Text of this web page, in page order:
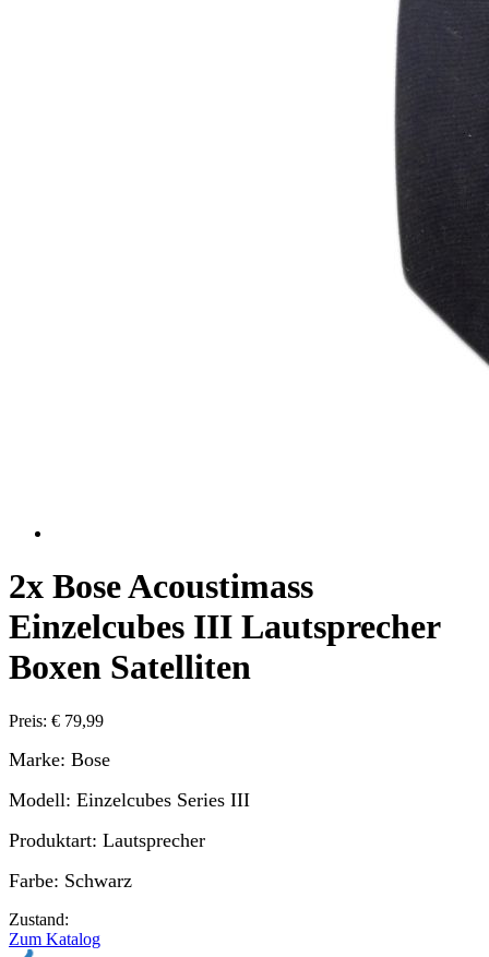
2x Bose Acoustimass
Einzelcubes III Lautsprecher
Boxen Satelliten
Preis: € 79,99
Marke: Bose
Modell: Einzelcubes Series III
Produktart: Lautsprecher
Farbe: Schwarz
Zustand:
Zum Katalog